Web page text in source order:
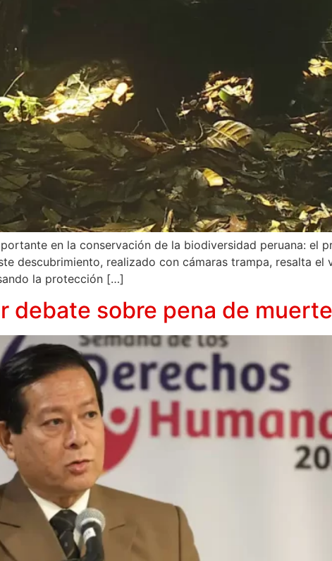
en la conservación de la biodiversidad peruana: el
descubrimiento, realizado con cámaras trampa, resalta el
la protección […]
debate sobre pena de